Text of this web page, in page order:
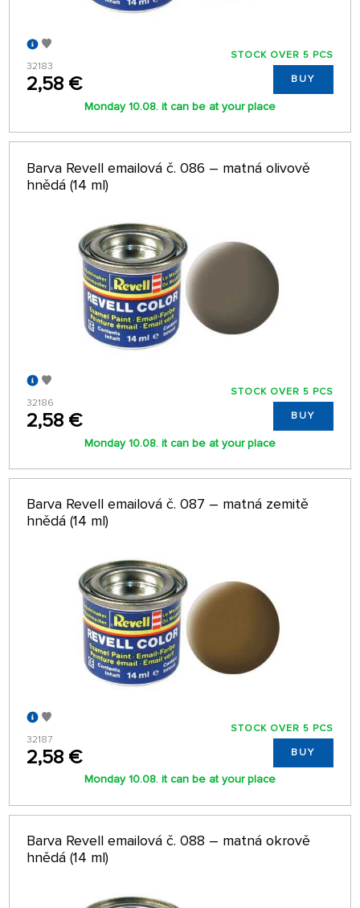
32183
2,58 €
STOCK OVER 5 PCS
BUY
Monday 10.08. it can be at your place
Barva Revell emailová č. 086 – matná olivově
hnědá (14 ml)
32186
2,58 €
STOCK OVER 5 PCS
BUY
Monday 10.08. it can be at your place
Barva Revell emailová č. 087 – matná zemitě
hnědá (14 ml)
32187
2,58 €
STOCK OVER 5 PCS
BUY
Monday 10.08. it can be at your place
Barva Revell emailová č. 088 – matná okrově
hnědá (14 ml)